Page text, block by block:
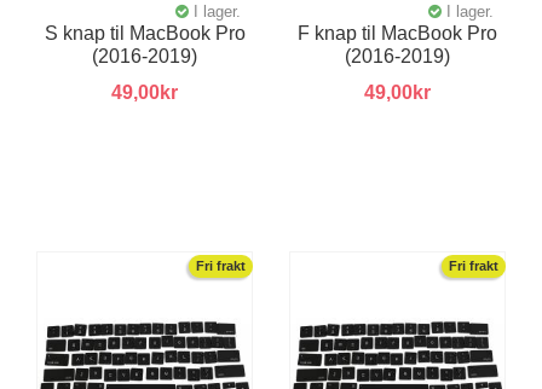
I lager.
S knap til MacBook Pro
(2016-2019)
49,00kr
I lager.
F knap til MacBook Pro
(2016-2019)
49,00kr
Fri frakt Fri frakt